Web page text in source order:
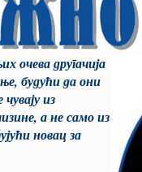
очева другачија
будући да они
из
а не само из
новац за